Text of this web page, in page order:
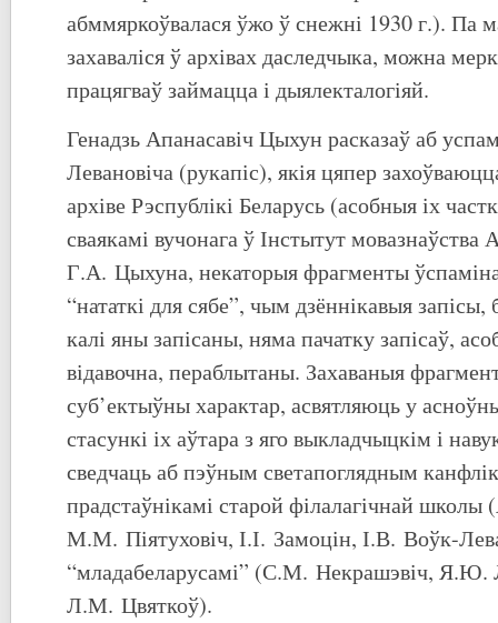
абммяркоўвалася ўжо ў снежні 1930 г.). Па
захаваліся ў архівах даследчыка, можна
працягваў займацца і дыялекталогіяй.
Генадзь Апанасавіч Цыхун расказаў аб
Левановіча (рукапіс), якія цяпер
архіве Рэспублікі Беларусь (асобныя іх
сваякамі вучонага ў Інстытут
Г.А. Цыхуна, некаторыя фрагменты
“нататкі для сябе”, чым дзённікавыя
калі яны запісаны, няма пачатку запісаў,
відавочна, пераблытаны. Захаваныя
суб’ектыўны характар, асвятляюць у
стасункі іх аўтара з яго выкладчыцкім і
сведчаць аб пэўным светапоглядным
прадстаўнікамі старой філалагічнай
М.М. Піятуховіч, І.І. Замоцін, І.В. Воўк-
“младабеларусамі” (С.М. Некрашэвіч, Я.Ю.
Л.М. Цвяткоў).